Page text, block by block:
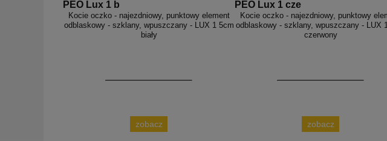
PEO Lux 1 b
Kocie oczko - najezdniowy, punktowy element
odblaskowy - szklany, wpuszczany - LUX 1 5cm
biały
zobacz
PEO Lux 1 cze
Kocie oczko - najezdniowy, punktowy
odblaskowy - szklany, wpuszczany - LUX
czerwony
zobacz